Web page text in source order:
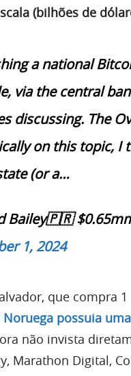
(bilhões de
a national
via the central
discussing. The
on this topic, I
(or a…
Bailey🇵🇷
1, 2024
que compra
possuia
não invista
Marathon Digital,